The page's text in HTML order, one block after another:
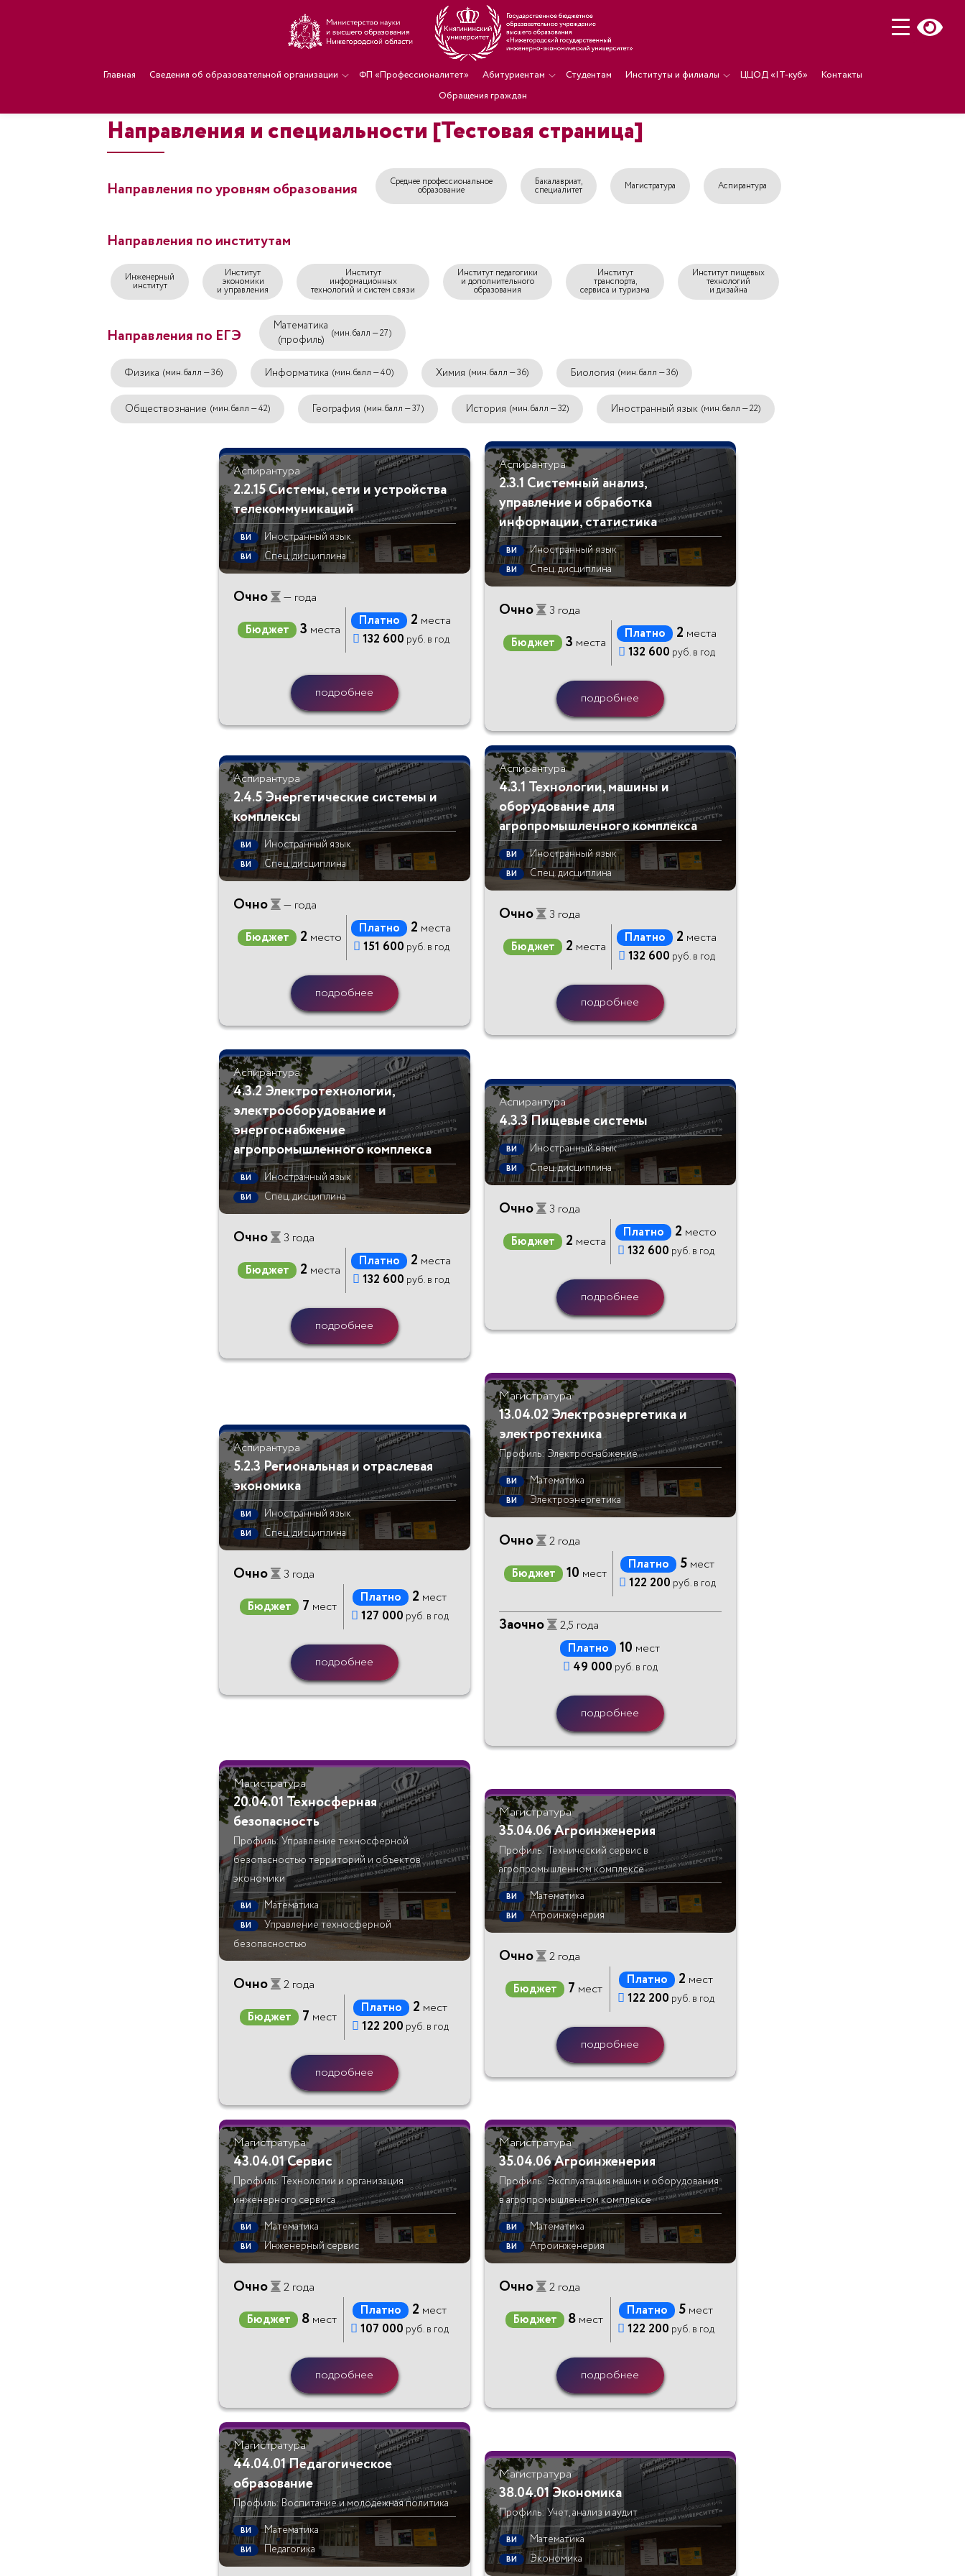
Главная Сведения об образовательной организации ФП «Профессионалитет» Абитуриентам Студентам Институты и филиалы ЦЦОД «IT-куб»
Контакты
Обращения граждан
Направления и специальности [Тестовая страница]
Направления по уровням образования Среднее профессиональное
образование
Бакалавриат,
специалитет Магистратура Аспирантура
Направления по институтам
Инженерный
институт
Институт
экономики
и управления
Институт
информационных
технологий и систем связи
Институт педагогики
и дополнительного
образования
Институт
транспорта,
сервиса и туризма
Институт пищевых
технологий
и дизайна
Направления по ЕГЭ
Математика
(профиль)
(мин. балл — 27)
Физика (мин. балл — 36) Информатика (мин. балл — 40) Химия (мин. балл — 36) Биология (мин. балл — 36)
Обществознание (мин. балл — 42) География (мин. балл — 37) История (мин. балл — 32) Иностранный язык (мин. балл — 22)
Аспирантура
2.2.15 Системы, сети и устройства
телекоммуникаций
ВИ Иностранный язык
ВИ Спец. дисциплина
Очно
— года
Бюджет
3 места
Платно 2 места
 132 600 руб. в год
подробнее
Аспирантура
2.3.1 Системный анализ,
управление и обработка
информации, статистика
ВИ Иностранный язык
ВИ Спец. дисциплина
Очно
3 года
Бюджет
3 места
Платно 2 места
 132 600 руб. в год
подробнее
Аспирантура
2.4.5 Энергетические системы и
комплексы
ВИ Иностранный язык
ВИ Спец. дисциплина
Очно
— года
Бюджет
2 место
Платно 2 места
 151 600 руб. в год
подробнее
Аспирантура
4.3.1 Технологии, машины и
оборудование для
агропромышленного комплекса
ВИ Иностранный язык
ВИ Спец. дисциплина
Очно
3 года
Бюджет
2 места
Платно 2 места
 132 600 руб. в год
подробнее
Аспирантура
4.3.2 Электротехнологии,
электрооборудование и
энергоснабжение
агропромышленного комплекса
ВИ Иностранный язык
ВИ Спец. дисциплина
Очно
3 года
Бюджет
2 места
Платно 2 места
 132 600 руб. в год
подробнее
Аспирантура
4.3.3 Пищевые системы
ВИ Иностранный язык
ВИ Спец. дисциплина
Очно
3 года
Бюджет
2 места
Платно 2 место
 132 600 руб. в год
подробнее
Аспирантура
5.2.3 Региональная и отраслевая
экономика
ВИ Иностранный язык
ВИ Спец. дисциплина
Очно
3 года
Бюджет
7 мест
Платно 2 мест
 127 000 руб. в год
подробнее
Магистратура
13.04.02 Электроэнергетика и
электротехника
Профиль: Электроснабжение
ВИ Математика
ВИ Электроэнергетика
Очно
2 года
Бюджет
10 мест
Платно 5мест
 122 200 руб. в год
Заочно
2,5 года
Платно
10 мест
 49 000 руб. в год
подробнее
Магистратура
20.04.01 Техносферная
безопасность
Профиль: Управление техносферной
безопасностью территорий и объектов
экономики
ВИ Математика
ВИ
Управление техносферной
безопасностью
Очно
2 года
Бюджет
7 мест
Платно 2 мест
 122 200 руб. в год
подробнее
Магистратура
35.04.06 Агроинженерия
Профиль: Технический сервис в
агропромышленном комплексе
ВИ Математика
ВИ Агроинженерия
Очно
2 года
Бюджет
7 мест
Платно 2 мест
 122 200 руб. в год
подробнее
Магистратура
43.04.01 Сервис
Профиль: Технологии и организация
инженерного сервиса
ВИ Математика
ВИ Инженерный сервис
Очно
2 года
Бюджет
8 мест
Платно 2 мест
 107 000 руб. в год
подробнее
Магистратура
35.04.06 Агроинженерия
Профиль: Эксплуатация машин и оборудования
в агропромышленном комплексе
ВИ Математика
ВИ Агроинженерия
Очно
2 года
Бюджет
8 мест
Платно 5 мест
 122 200 руб. в год
подробнее
Магистратура
44.04.01 Педагогическое
образование
Профиль: Воспитание и молодежная политика
ВИ Математика
ВИ Педагогика
Магистратура
38.04.01 Экономика
Профиль: Учет, анализ и аудит
ВИ Математика
ВИ Экономика